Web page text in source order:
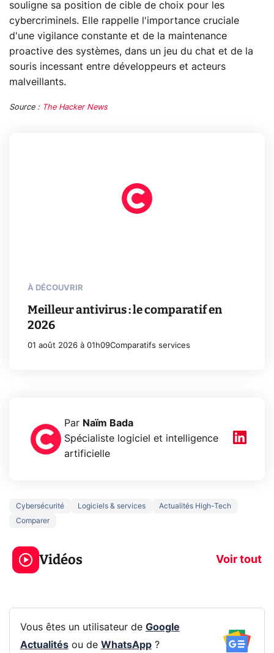
souligne sa position de cible de choix pour les
cybercriminels. Elle rappelle l'importance cruciale
d'une vigilance constante et de la maintenance
proactive des systèmes, dans un jeu du chat et de la
souris incessant entre développeurs et acteurs
malveillants.
Source : The Hacker News
À DÉCOUVRIR
Meilleur antivirus : le comparatif en
2026
01 août 2026 à 01h09Comparatifs services
Par Naïm Bada
Spécialiste logiciel et intelligence
artificielle
Cybersécurité Logiciels & services
Actualités High-Tech
Comparer
Vidéos Voir tout
5 générations de
jeux dans la
prochaine Xbox !
navigation
Vous êtes un utilisateur de Google
Actualitésou de WhatsApp?